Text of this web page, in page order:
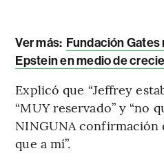
Ver más: Fundación
Epstein en medio de
Explicó que “Jeffrey
“MUY reservado” y “no
NINGUNA confirmación
que a mí”.